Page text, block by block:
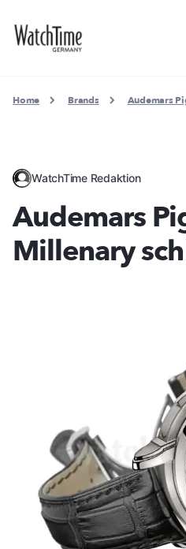
Home Brands Audemars
WatchTime Redaktion
Audemars
Millenary